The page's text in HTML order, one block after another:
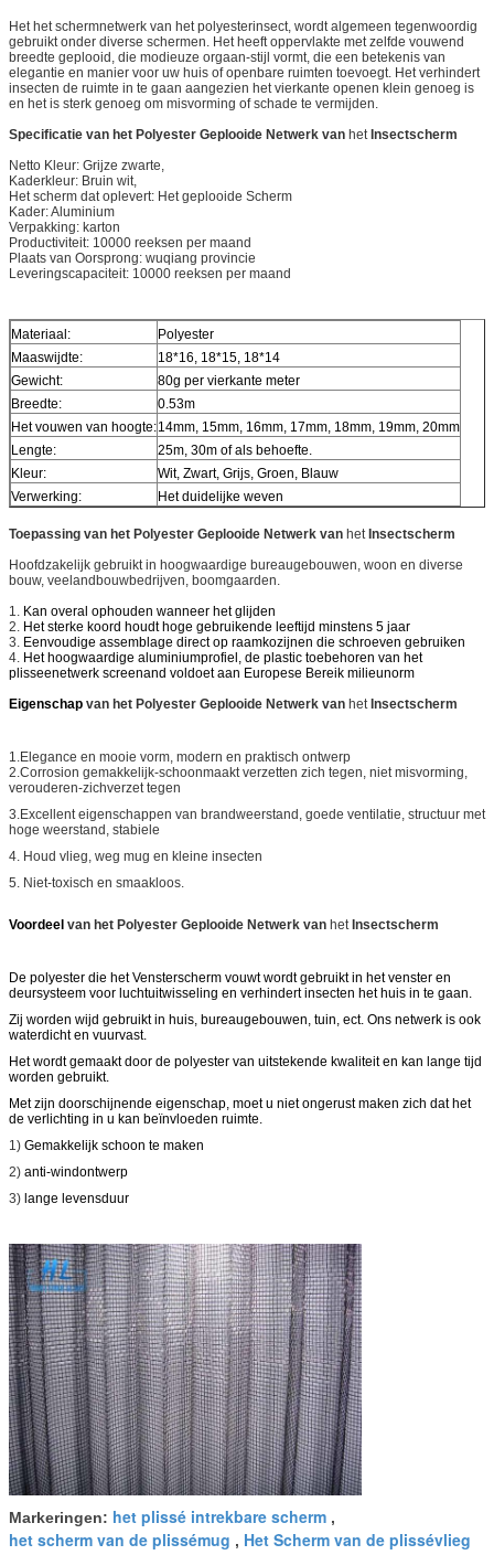
Het het schermnetwerk van het polyesterinsect, wordt algemeen tegenwoordig
gebruikt onder diverse schermen. Het heeft oppervlakte met zelfde vouwend
breedte geplooid, die modieuze orgaan-stijl vormt, die een betekenis van
elegantie en manier voor uw huis of openbare ruimten toevoegt. Het verhindert
insecten de ruimte in te gaan aangezien het vierkante openen klein genoeg is
en het is sterk genoeg om misvorming of schade te vermijden.
Specificatie van het Polyester Geplooide Netwerk van hetInsectscherm
Netto Kleur: Grijze zwarte,
Kaderkleur: Bruin wit,
Het scherm dat oplevert: Het geplooide Scherm
Kader: Aluminium
Verpakking: karton
Productiviteit: 10000 reeksen per maand
Plaats van Oorsprong: wuqiang provincie
Leveringscapaciteit: 10000 reeksen per maand
Materiaal:
Polyester
Maaswijdte:
18*16, 18*15, 18*14
Gewicht:
80g per vierkante meter
Breedte:
0.53m
Het vouwen van hoogte:14mm, 15mm, 16mm, 17mm, 18mm, 19mm, 20mm
Lengte:
25m, 30m of als behoefte.
Kleur:
Wit, Zwart, Grijs, Groen, Blauw
Verwerking:
Het duidelijke weven
Toepassing van het Polyester Geplooide Netwerk van hetInsectscherm
Hoofdzakelijk gebruikt in hoogwaardige bureaugebouwen, woon en diverse
bouw, veelandbouwbedrijven, boomgaarden.
1. Kan overal ophouden wanneer het glijden
2. Het sterke koord houdt hoge gebruikende leeftijd minstens 5 jaar
3. Eenvoudige assemblage direct op raamkozijnen die schroeven gebruiken
4. Het hoogwaardige aluminiumprofiel, de plastic toebehoren van het
plisseenetwerk screenand voldoet aan Europese Bereik milieunorm
Eigenschap van het Polyester Geplooide Netwerk van hetInsectscherm
1.Elegance en mooie vorm, modern en praktisch ontwerp
2.Corrosion gemakkelijk-schoonmaakt verzetten zich tegen, niet misvorming,
verouderen-zichverzet tegen
3.Excellent eigenschappen van brandweerstand, goede ventilatie, structuur met
hoge weerstand, stabiele
4. Houd vlieg, weg mug en kleine insecten
5. Niet-toxisch en smaakloos.
Voordeel van het Polyester Geplooide Netwerk van hetInsectscherm
De polyester die het Vensterscherm vouwt wordt gebruikt in het venster en
deursysteem voor luchtuitwisseling en verhindert insecten het huis in te gaan.
Zij worden wijd gebruikt in huis, bureaugebouwen, tuin, ect. Ons netwerk is ook
waterdicht en vuurvast.
Het wordt gemaakt door de polyester van uitstekende kwaliteit en kan lange tijd
worden gebruikt.
Met zijn doorschijnende eigenschap, moet u niet ongerust maken zich dat het
de verlichting in u kan beïnvloeden ruimte.
1) Gemakkelijk schoon te maken
2) anti-windontwerp
3) lange levensduur
Markeringen: het plissé intrekbare scherm ,
het scherm van de plissémug , Het Scherm van de plissévlieg